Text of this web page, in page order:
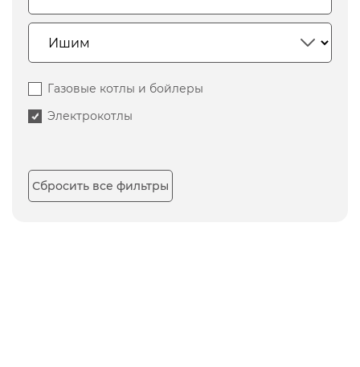
Газовые котлы и бойлеры
Электрокотлы
Сбросить все фильтры